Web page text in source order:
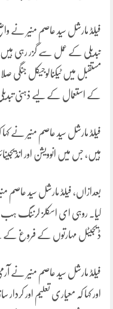
فیلڈ مارشل سید عاصم منیر نے
تبدیلی کے عمل سے گزر رہی
مستقبل میں ٹیکنالوجیکل جنگی
کے استعمال کے لیے ذہنی
فیلڈ مارشل سید عاصم منیر نے کہا
ہیں، جس میں انوویشن اور
بعدازاں، فیلڈ مارشل سید
کیا۔ روہی ای اسکلز لرننگ
ڈیجیٹل مہارتوں کے فروغ کے
فیلڈ مارشل سید عاصم منیر نے
اور کہا کہ معیاری تعلیم اور